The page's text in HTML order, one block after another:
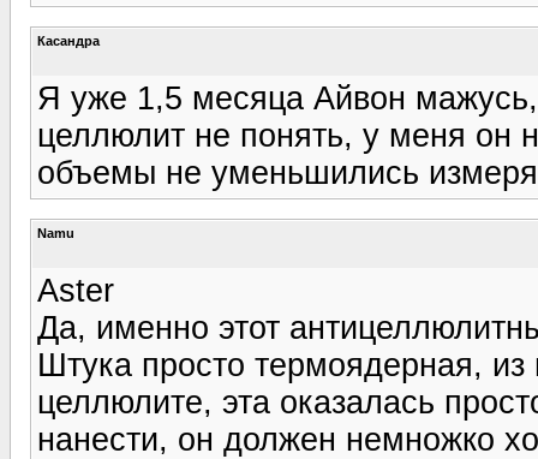
Касандра
Я уже 1,5 месяца Айвон
целлюлит не понять, у меня он
объемы не уменьшились
Namu
Aster
Да, именно этот
Штука просто термоядерная,
целлюлите, эта оказалась
нанести, он должен немножко